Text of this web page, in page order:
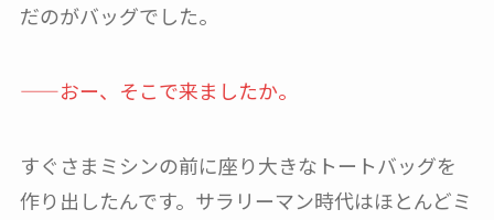
だのがバッグでした。
——おー、そこで来ましたか。
すぐさまミシンの前に座り大きなトートバッグを
作り出したんです。サラリーマン時代はほとんどミ